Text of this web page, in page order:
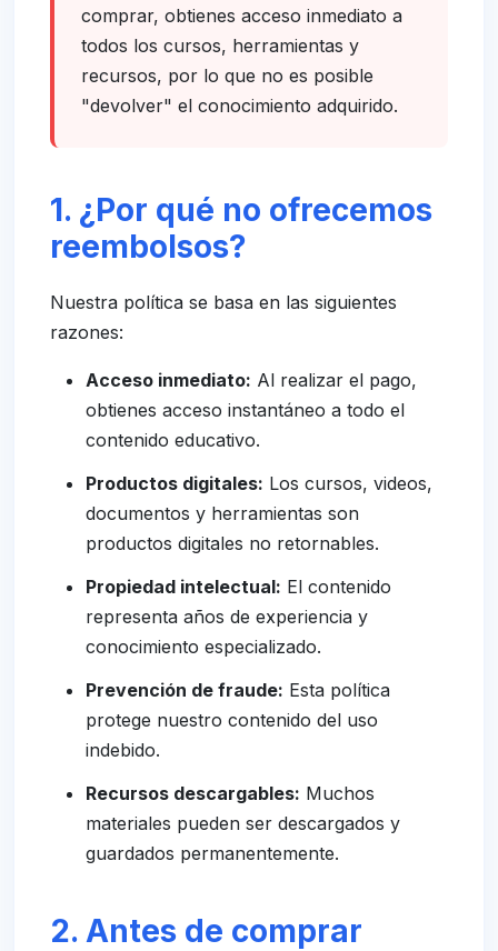
comprar, obtienes acceso inmediato a
todos los cursos, herramientas y
recursos, por lo que no es posible
"devolver" el conocimiento adquirido.
1. ¿Por qué no ofrecemos
reembolsos?
Nuestra política se basa en las siguientes
razones:
Acceso inmediato: Al realizar el pago,
obtienes acceso instantáneo a todo el
contenido educativo.
Productos digitales: Los cursos, videos,
documentos y herramientas son
productos digitales no retornables.
Propiedad intelectual: El contenido
representa años de experiencia y
conocimiento especializado.
Prevención de fraude: Esta política
protege nuestro contenido del uso
indebido.
Recursos descargables: Muchos
materiales pueden ser descargados y
guardados permanentemente.
2. Antes de comprar